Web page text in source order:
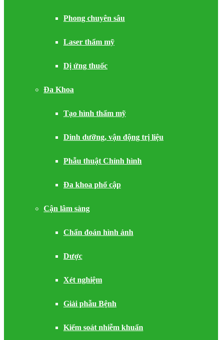
Phong chuyên sâu
Laser thẩm mỹ
Dị ứng thuốc
Đa Khoa
Tạo hình thẩm mỹ
Dinh dưỡng, vận động trị liệu
Phẫu thuật Chỉnh hình
Đa khoa phổ cập
Cận lâm sàng
Chẩn đoán hình ảnh
Dược
Xét nghiệm
Giải phẫu Bệnh
Kiểm soát nhiễm khuẩn